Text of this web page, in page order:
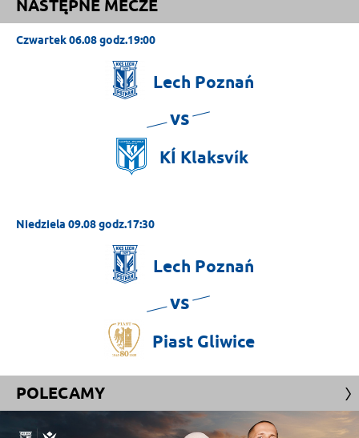
NASTĘPNE MECZE
Czwartek 06.08 godz.19:00
Lech Poznań
vs
KÍ Klaksvík
Niedziela 09.08 godz.17:30
Lech Poznań
vs
Piast Gliwice
POLECAMY